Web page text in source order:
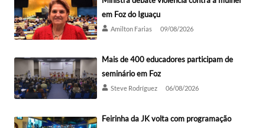
em Foz do Iguaçu
Amilton Farias 09/08/2026
Mais de 400 educadores participam de
seminário em Foz
Steve Rodríguez 06/08/2026
Feirinha da JK volta com programação